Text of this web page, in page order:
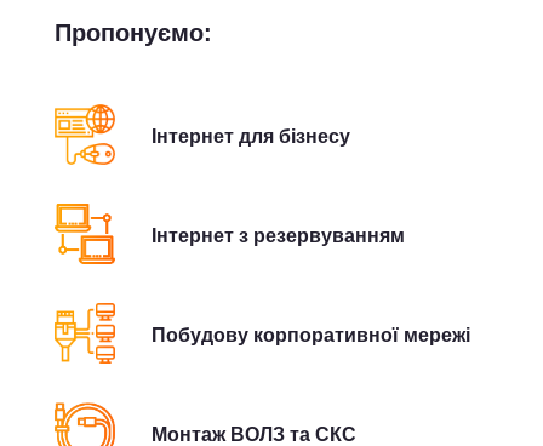
Пропонуємо:
Інтернет для бізнесу
Інтернет з резервуванням
Побудову корпоративної мережі
Монтаж ВОЛЗ та СКС